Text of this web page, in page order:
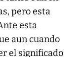
pero esta
esta
aun cuando
el significado